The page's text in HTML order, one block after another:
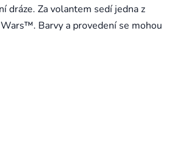
dráze. Za volantem sedí jedna z
Barvy a provedení se mohou